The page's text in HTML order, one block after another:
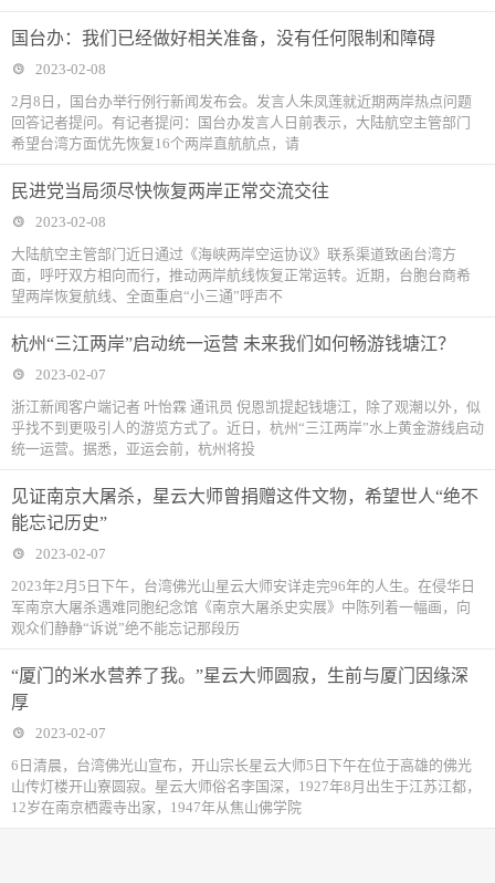
国台办：我们已经做好相关准备，没有任何限制和障碍
2023-02-08
2月8日，国台办举行例行新闻发布会。发言人朱凤莲就近期两岸热点问题
回答记者提问。有记者提问：国台办发言人日前表示，大陆航空主管部门
希望台湾方面优先恢复16个两岸直航航点，请
民进党当局须尽快恢复两岸正常交流交往
2023-02-08
大陆航空主管部门近日通过《海峡两岸空运协议》联系渠道致函台湾方
面，呼吁双方相向而行，推动两岸航线恢复正常运转。近期，台胞台商希
望两岸恢复航线、全面重启“小三通”呼声不
杭州“三江两岸”启动统一运营 未来我们如何畅游钱塘江？
2023-02-07
浙江新闻客户端记者 叶怡霖 通讯员 倪恩凯提起钱塘江，除了观潮以外，似
乎找不到更吸引人的游览方式了。近日，杭州“三江两岸”水上黄金游线启动
统一运营。据悉，亚运会前，杭州将投
见证南京大屠杀，星云大师曾捐赠这件文物，希望世人“绝不
能忘记历史”
2023-02-07
2023年2月5日下午，台湾佛光山星云大师安详走完96年的人生。在侵华日
军南京大屠杀遇难同胞纪念馆《南京大屠杀史实展》中陈列着一幅画，向
观众们静静“诉说”绝不能忘记那段历
“厦门的米水营养了我。”星云大师圆寂，生前与厦门因缘深
厚
2023-02-07
6日清晨，台湾佛光山宣布，开山宗长星云大师5日下午在位于高雄的佛光
山传灯楼开山寮圆寂。星云大师俗名李国深，1927年8月出生于江苏江都，
12岁在南京栖霞寺出家，1947年从焦山佛学院